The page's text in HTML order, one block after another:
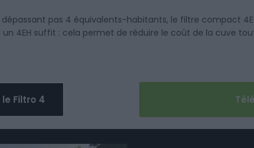
pas 4 équivalents-habitants, le filtre compact
un 4EH suffit : cela permet de réduire le coût de la cuve
Filtro 4